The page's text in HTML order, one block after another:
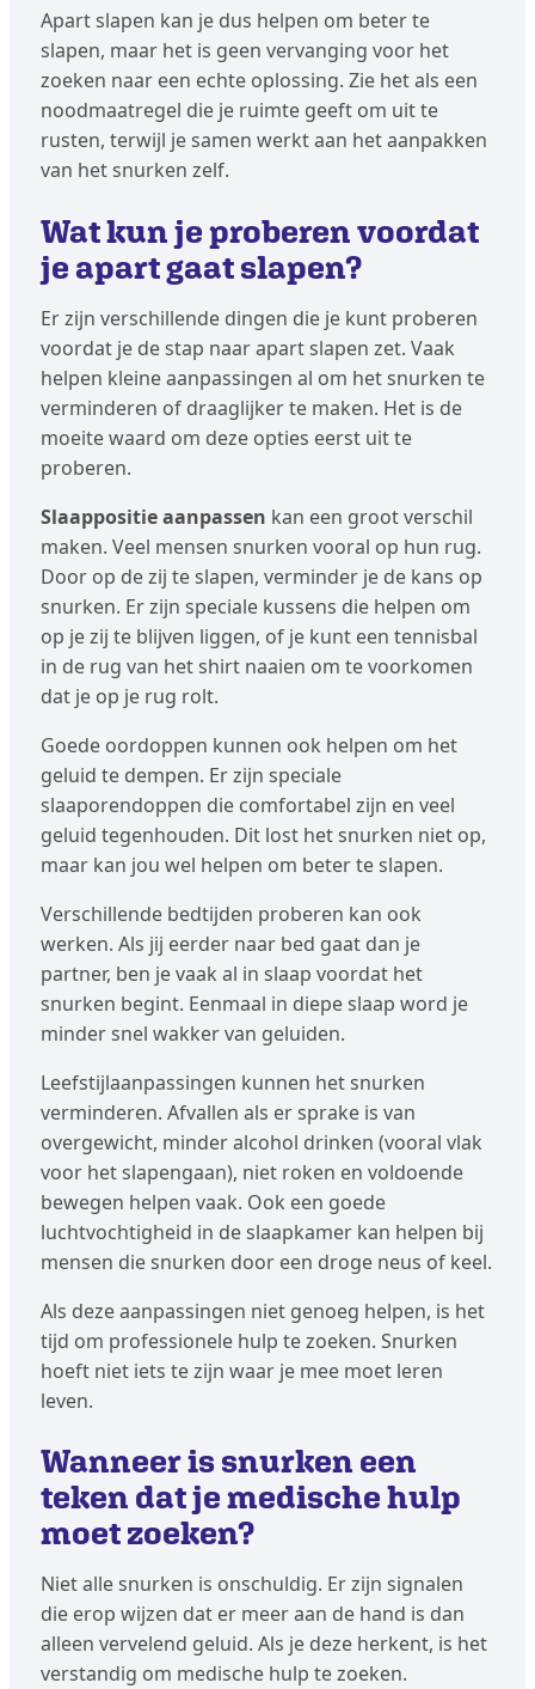
Apart slapen kan je dus helpen om beter te
slapen, maar het is geen vervanging voor het
zoeken naar een echte oplossing. Zie het als een
noodmaatregel die je ruimte geeft om uit te
rusten, terwijl je samen werkt aan het aanpakken
van het snurken zelf.
Wat kun je proberen voordat
je apart gaat slapen?
Er zijn verschillende dingen die je kunt proberen
voordat je de stap naar apart slapen zet. Vaak
helpen kleine aanpassingen al om het snurken te
verminderen of draaglijker te maken. Het is de
moeite waard om deze opties eerst uit te
proberen.
Slaappositie aanpassen kan een groot verschil
maken. Veel mensen snurken vooral op hun rug.
Door op de zij te slapen, verminder je de kans op
snurken. Er zijn speciale kussens die helpen om
op je zij te blijven liggen, of je kunt een tennisbal
in de rug van het shirt naaien om te voorkomen
dat je op je rug rolt.
Goede oordoppen kunnen ook helpen om het
geluid te dempen. Er zijn speciale
slaaporendoppen die comfortabel zijn en veel
geluid tegenhouden. Dit lost het snurken niet op,
maar kan jou wel helpen om beter te slapen.
Verschillende bedtijden proberen kan ook
werken. Als jij eerder naar bed gaat dan je
partner, ben je vaak al in slaap voordat het
snurken begint. Eenmaal in diepe slaap word je
minder snel wakker van geluiden.
Leefstijlaanpassingen kunnen het snurken
verminderen. Afvallen als er sprake is van
overgewicht, minder alcohol drinken (vooral vlak
voor het slapengaan), niet roken en voldoende
bewegen helpen vaak. Ook een goede
luchtvochtigheid in de slaapkamer kan helpen bij
mensen die snurken door een droge neus of keel.
Als deze aanpassingen niet genoeg helpen, is het
tijd om professionele hulp te zoeken. Snurken
hoeft niet iets te zijn waar je mee moet leren
leven.
Wanneer is snurken een
teken dat je medische hulp
moet zoeken?
Niet alle snurken is onschuldig. Er zijn signalen
die erop wijzen dat er meer aan de hand is dan
alleen vervelend geluid. Als je deze herkent, is het
verstandig om medische hulp te zoeken.